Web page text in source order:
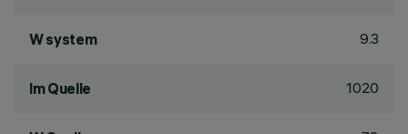
W system 9.3
lm Quelle 1020